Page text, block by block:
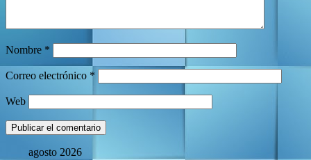
Nombre *
Correo electrónico *
Web
agosto 2026